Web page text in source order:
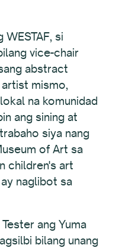
si
vice-chair
abstract
mismo,
na komunidad
ang sining at
siya nang
of Art sa
children's art
naglibot sa
ang Yuma
bilang unang